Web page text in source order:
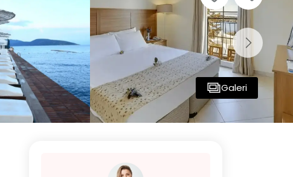
Galeri